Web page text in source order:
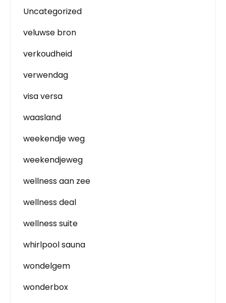
Uncategorized
veluwse bron
verkoudheid
verwendag
visa versa
waasland
weekendje weg
weekendjeweg
wellness aan zee
wellness deal
wellness suite
whirlpool sauna
wondelgem
wonderbox